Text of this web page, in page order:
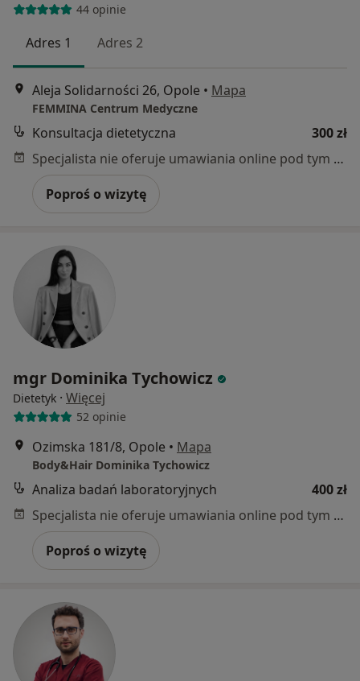
44 opinie
Adres 1 Adres 2
Aleja Solidarności 26, Opole • Mapa
FEMMINA Centrum Medyczne
Konsultacja dietetyczna
300 zł
Specjalista nie oferuje umawiania online pod tym adresem.
Poproś o wizytę
mgr Dominika Tychowicz
Dietetyk · Więcej
52 opinie
Ozimska 181/8, Opole • Mapa
Body&Hair Dominika Tychowicz
Analiza badań laboratoryjnych
400 zł
Specjalista nie oferuje umawiania online pod tym adresem.
Poproś o wizytę